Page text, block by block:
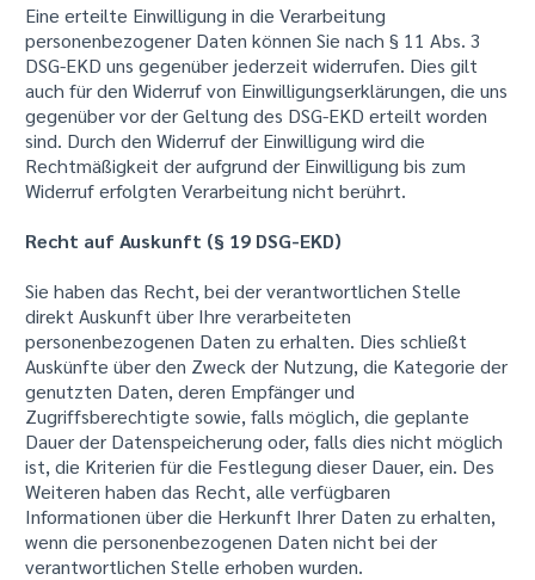
Eine erteilte Einwilligung in die Verarbeitung
personenbezogener Daten können Sie nach § 11 Abs. 3
DSG-EKD uns gegenüber jederzeit widerrufen. Dies gilt
auch für den Widerruf von Einwilligungserklärungen, die uns
gegenüber vor der Geltung des DSG-EKD erteilt worden
sind. Durch den Widerruf der Einwilligung wird die
Rechtmäßigkeit der aufgrund der Einwilligung bis zum
Widerruf erfolgten Verarbeitung nicht berührt.
Recht auf Auskunft (§ 19 DSG-EKD)
Sie haben das Recht, bei der verantwortlichen Stelle
direkt Auskunft über Ihre verarbeiteten
personenbezogenen Daten zu erhalten. Dies schließt
Auskünfte über den Zweck der Nutzung, die Kategorie der
genutzten Daten, deren Empfänger und
Zugriffsberechtigte sowie, falls möglich, die geplante
Dauer der Datenspeicherung oder, falls dies nicht möglich
ist, die Kriterien für die Festlegung dieser Dauer, ein. Des
Weiteren haben das Recht, alle verfügbaren
Informationen über die Herkunft Ihrer Daten zu erhalten,
wenn die personenbezogenen Daten nicht bei der
verantwortlichen Stelle erhoben wurden.